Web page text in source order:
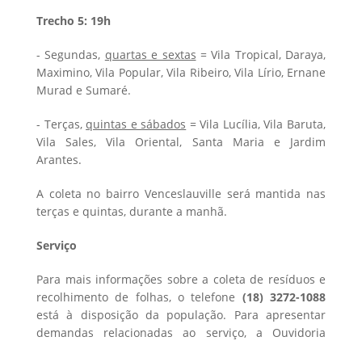
Trecho 5: 19h
- Segundas, quartas e sextas = Vila Tropical, Daraya,
Maximino, Vila Popular, Vila Ribeiro, Vila Lírio, Ernane
Murad e Sumaré.
- Terças,quintas e sábados = Vila Lucília, Vila Baruta,
Vila Sales, Vila Oriental, Santa Maria e Jardim
Arantes.
A coleta no bairro Venceslauville será mantida nas
terças e quintas, durante a manhã.
Serviço
Para mais informações sobre a coleta de resíduos e
recolhimento de folhas, o telefone (18) 3272-1088
está à disposição da população. Para apresentar
demandas relacionadas ao serviço, a Ouvidoria